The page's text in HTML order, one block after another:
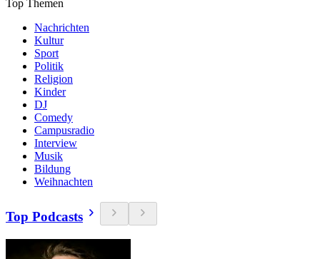
Top Themen
Nachrichten
Kultur
Sport
Politik
Religion
Kinder
DJ
Comedy
Campusradio
Interview
Musik
Bildung
Weihnachten
Top Podcasts